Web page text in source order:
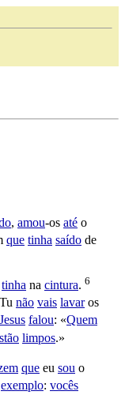
, amou-os até o
que tinha saído de
tinha na cintura. 6
não vais lavaros
Jesus falou: «Quem
limpos.»
que eu sou o
exemplo: vocês